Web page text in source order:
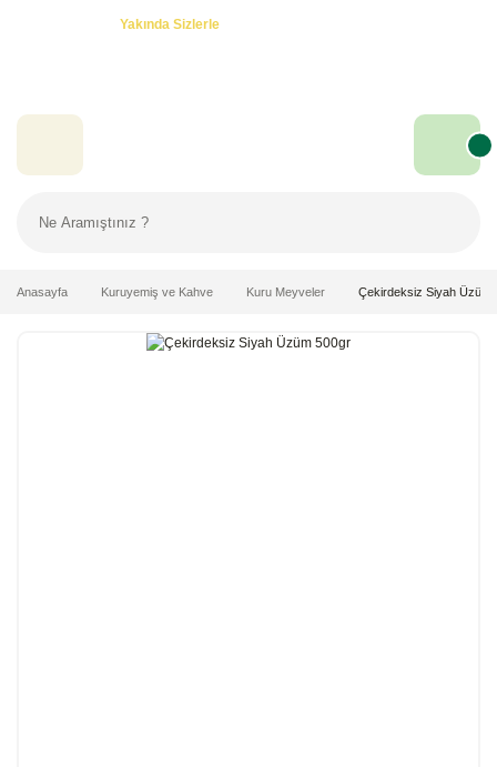
Yakında Sizlerle
Anasayfa Kuruyemiş ve Kahve Kuru Meyveler Çekirdeksiz Siyah Üzüm